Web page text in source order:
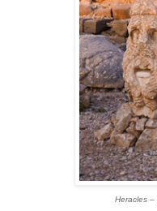
Heracles –